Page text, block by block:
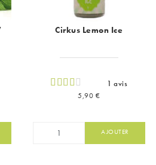
Cirkus Lemon Ice
1 avis
Prix
5,90 €
AJOUTER